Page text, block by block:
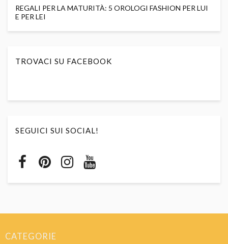
REGALI PER LA MATURITÀ: 5 OROLOGI FASHION PER LUI
E PER LEI
TROVACI SU FACEBOOK
SEGUICI SUI SOCIAL!
CATEGORIE